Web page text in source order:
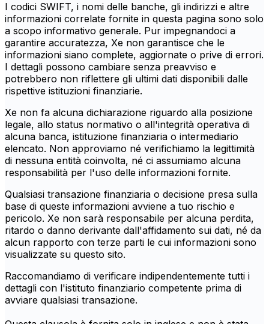
I codici SWIFT, i nomi delle banche, gli indirizzi e altre
informazioni correlate fornite in questa pagina sono solo
a scopo informativo generale. Pur impegnandoci a
garantire accuratezza, Xe non garantisce che le
informazioni siano complete, aggiornate o prive di errori.
I dettagli possono cambiare senza preavviso e
potrebbero non riflettere gli ultimi dati disponibili dalle
rispettive istituzioni finanziarie.
Xe non fa alcuna dichiarazione riguardo alla posizione
legale, allo status normativo o all'integrità operativa di
alcuna banca, istituzione finanziaria o intermediario
elencato. Non approviamo né verifichiamo la legittimità
di nessuna entità coinvolta, né ci assumiamo alcuna
responsabilità per l'uso delle informazioni fornite.
Qualsiasi transazione finanziaria o decisione presa sulla
base di queste informazioni avviene a tuo rischio e
pericolo. Xe non sarà responsabile per alcuna perdita,
ritardo o danno derivante dall'affidamento sui dati, né da
alcun rapporto con terze parti le cui informazioni sono
visualizzate su questo sito.
Raccomandiamo di verificare indipendentemente tutti i
dettagli con l'istituto finanziario competente prima di
avviare qualsiasi transazione.